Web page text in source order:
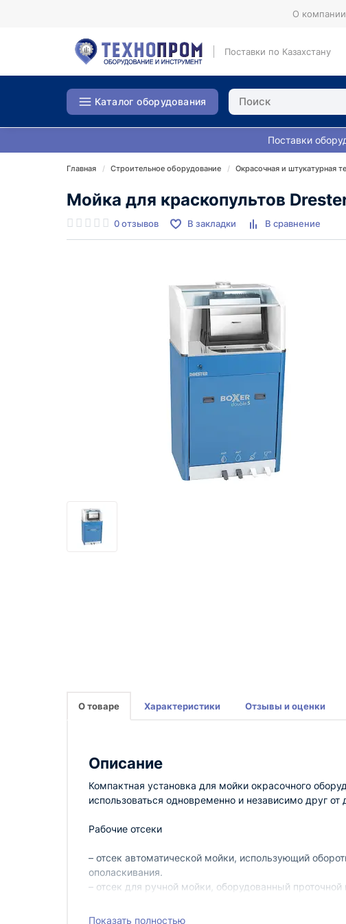
О компании
Поставки по Казахстану
Каталог оборудования
Поставки
Главная Строительное оборудование Окрасочная и штукатурная
Мойка для краскопультов
0 отзывов В закладки В сравнение
О товаре Характеристики Отзывы и оценки
Описание
Компактная установка для мойки окрасочного
использоваться одновременно и независимо друг от
Рабочие отсеки
– отсек автоматической мойки, использующий
ополаскивания.
– отсек для ручной мойки, оборудованный
Показать полностью